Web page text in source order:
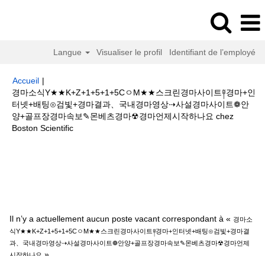
Langue Visualiser le profil Identifiant de l’employé
Accueil |
경마소식Y★★K+Z+1+5+1+5CㅇM★★스크린경마사이트༈경마+인
터넷+배팅⊙검빛+경마결과、국내경마영상⇢사설경마사이트❁안
양+골프장경마속보✎몬베츠경마☢경마언제시작하나요 chez
Boston Scientific(page
Il n’y a actuellement aucun poste vacant correspondant à « 경마소
식Y★★K+Z+1+5+1+5CㅇM★★스크린경마사이트༈경마+인터넷+배팅⊙검빛+경마결
과、국내경마영상⇢사설경마사이트❁안양+골프장경마속보✎몬베츠경마☢경마언제